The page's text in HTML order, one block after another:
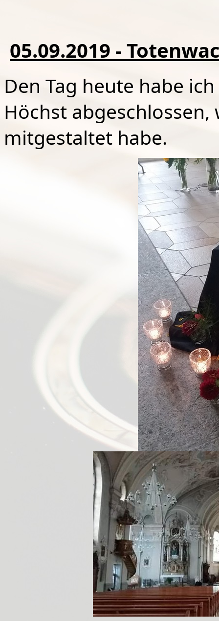
05.09.2019 -
Den Tag heute habe
Höchst
mitgestaltet habe.